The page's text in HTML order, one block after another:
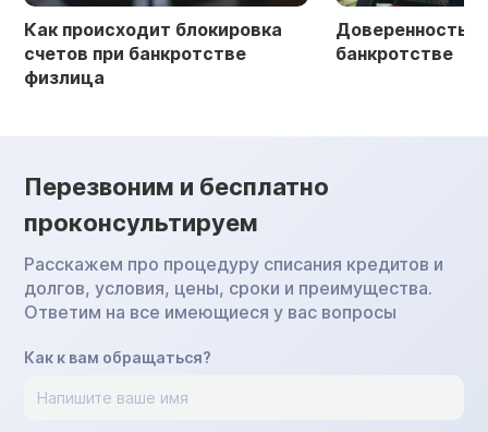
Как происходит блокировка
счетов при банкротстве
физлица
Доверенность
банкротстве
Перезвоним и бесплатно
проконсультируем
Расскажем про процедуру списания кредитов и
долгов, условия, цены, сроки и преимущества.
Ответим на все имеющиеся у вас вопросы
Как к вам обращаться?